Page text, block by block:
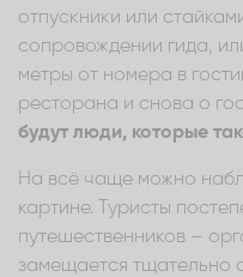
отпускники или
сопровождении гида,
метры от номера в
ресторана и снова о
будут люди, которые
На всё чаще можно
картине. Туристы
путешественников –
замещается тщательно